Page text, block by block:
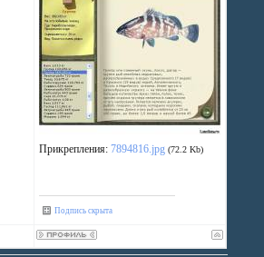
Прикрепления:7894816.jpg (72.2 Kb)
Подпись скрыта